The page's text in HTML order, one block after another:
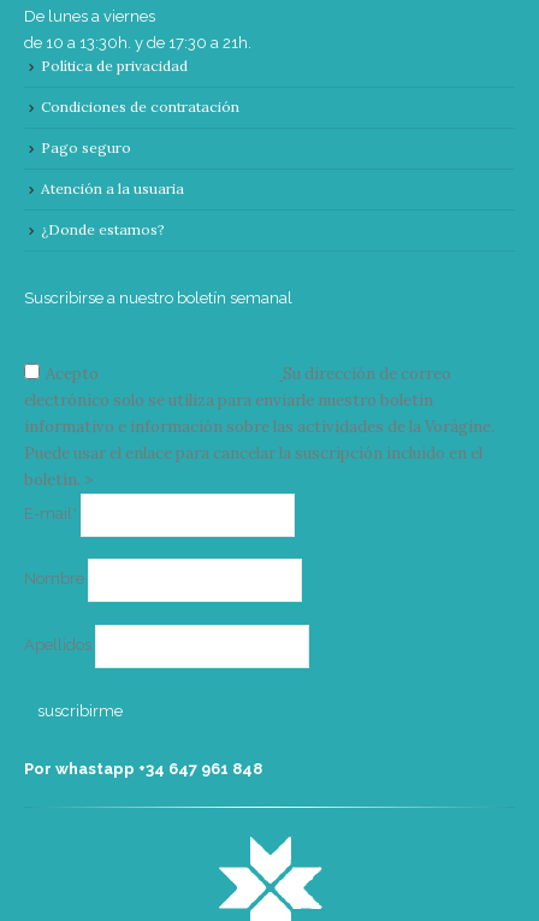
De lunes a viernes
de 10 a 13:30h. y de 17:30 a 21h.
Política de privacidad
Condiciones de contratación
Pago seguro
Atención a la usuaria
¿Donde estamos?
Suscribirse a nuestro boletín semanal
Acepto
Su dirección de correo
electrónico solo se utiliza para enviarle nuestro boletín
informativo e información sobre las actividades de la Vorágine.
Puede usar el enlace para cancelar la suscripción incluido en el
boletín. >
E-mail*
Nombre
Apellidos
Por whastapp +34 ‭647 961 848‬